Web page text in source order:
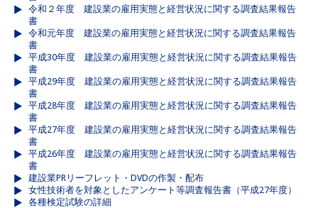
令和２年度 建設業の雇用実態と経営状況に関する調査結果報告
書
令和元年度 建設業の雇用実態と経営状況に関する調査結果報告
書
平成30年度 建設業の雇用実態と経営状況に関する調査結果報告
書
平成29年度 建設業の雇用実態と経営状況に関する調査結果報告
書
平成28年度 建設業の雇用実態と経営状況に関する調査結果報告
書
平成27年度 建設業の雇用実態と経営状況に関する調査結果報告
書
平成26年度 建設業の雇用実態と経営状況に関する調査結果報告
書
建設業PRリーフレット・DVDの作製・配布
女性技術者を対象としたアンケート等調査報告書（平成27年度）
各種検定試験の詳細